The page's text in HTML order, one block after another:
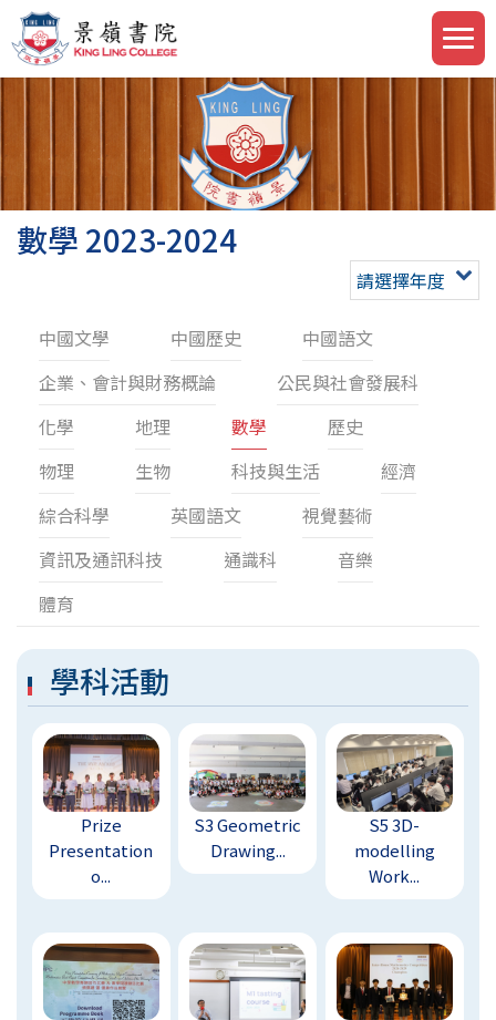
數學 2023-2024
請選擇年度
中國文學 中國歷史
中國語文
企業、會計與財務概論
公民與社會發展科
化學
地理 數學
歷史
物理
生物 科技與生活
經濟
綜合科學
英國語文
視覺藝術
資訊及通訊科技
通識科
音樂
體育
學科活動
Prize
Presentation
o...
S3 Geometric
Drawing...
S5 3D-
modelling
Work...